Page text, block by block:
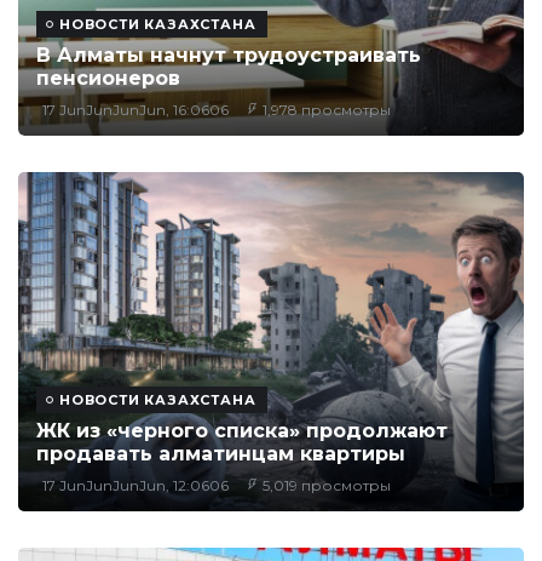
НОВОСТИ КАЗАХСТАНА
В Алматы начнут трудоустраивать
пенсионеров
17 JunJunJunJun, 16:0606 1,978 просмотры
НОВОСТИ КАЗАХСТАНА
ЖК из «черного списка» продолжают
продавать алматинцам квартиры
17 JunJunJunJun, 12:0606 5,019 просмотры